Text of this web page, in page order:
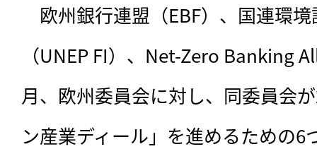
欧州銀行連盟（EBF）、国連環
（UNEP FI）、Net-Zero Banking
月、欧州委員会に対し、同委員会
ン産業ディール」を進めるための6